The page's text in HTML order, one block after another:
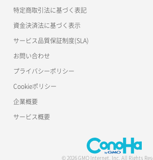
特定商取引法に基づく表記
資金決済法に基づく表示
サービス品質保証制度(SLA)
お問い合わせ
プライバシーポリシー
Cookieポリシー
企業概要
サービス概要
© 2026 GMO Internet, Inc. All Rights